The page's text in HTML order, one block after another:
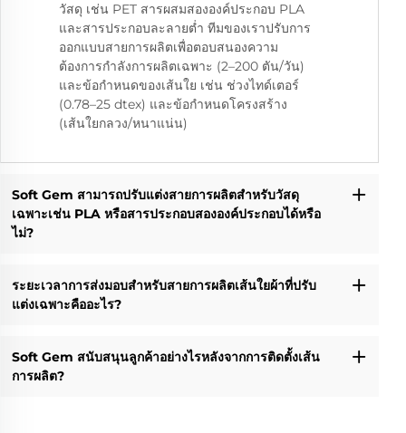
วัสดุ เช่น PET สารผสมสององค์ประกอบ PLA
และสารประกอบละลายต่ำ ทีมของเราปรับการ
ออกแบบสายการผลิตเพื่อตอบสนองความ
ต้องการกำลังการผลิตเฉพาะ (2–200 ตัน/วัน)
และข้อกำหนดของเส้นใย เช่น ช่วงไทด์เตอร์
(0.78–25 dtex) และข้อกำหนดโครงสร้าง
(เส้นใยกลวง/หนาแน่น)
Soft Gem สามารถปรับแต่งสายการผลิตสำหรับวัสดุ
เฉพาะเช่น PLA หรือสารประกอบสององค์ประกอบได้หรือ
ไม่?
ระยะเวลาการส่งมอบสำหรับสายการผลิตเส้นใยผ้าที่ปรับ
แต่งเฉพาะคืออะไร?
Soft Gem สนับสนุนลูกค้าอย่างไรหลังจากการติดตั้งเส้น
การผลิต?